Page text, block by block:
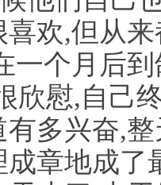
喜欢,但从
一个月后
欣慰,自己
有多兴奋,
成章地成了